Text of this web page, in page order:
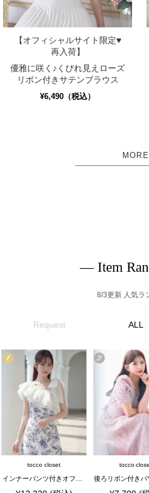
【オフィシャルサイト限定♥
再入荷】
優雅に咲く♪くびれ見えローズ
リボン付きサテンブラウス
¥6,490（税込）
MORE